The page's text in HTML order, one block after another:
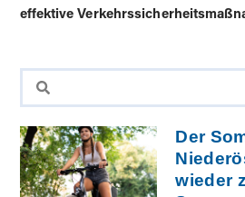
effektive
Der
wieder